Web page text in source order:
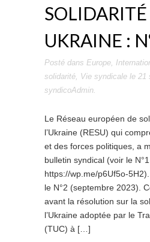
SOLIDARITÉ
UKRAINE :
Posté dans Europe,
solidarité, Vie syndicale le 21
syndicoAdmin.
Le Réseau européen de
l’Ukraine (RESU) qui
et des forces politiques, a
bulletin syndical (voir le
https://wp.me/p6Uf5o-
le N°2 (septembre 2023).
avant la résolution sur la
l’Ukraine adoptée par le
(TUC) à […]